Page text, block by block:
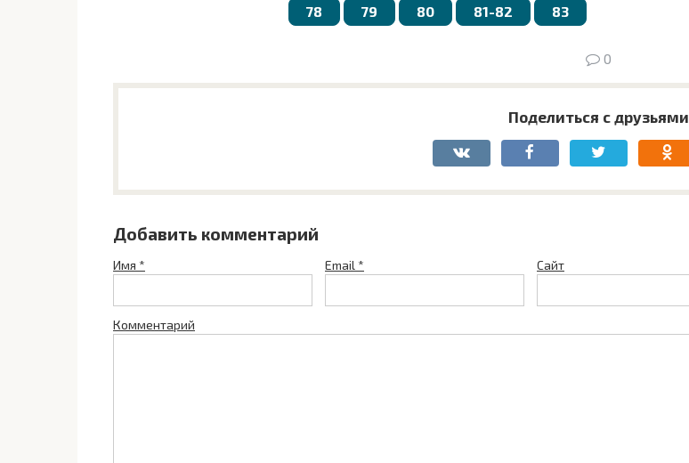
78 79 80 81-82 83
0
Поделиться с друзьями
Добавить комментарий
Имя * Email * Сайт
Комментарий